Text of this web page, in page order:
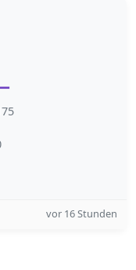
vor 16 Stunden